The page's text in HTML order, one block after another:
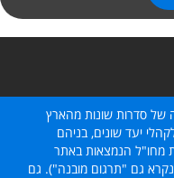
של סדרות שונות מהארץ
יעד שונים, בניהם
מחו"ל הנמצאות באתר
גם "תרגום מובנה"). גם